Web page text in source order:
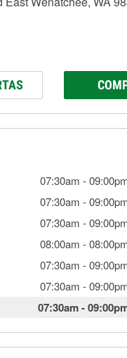
07:30am -
07:30am -
07:30am -
08:00am -
07:30am -
07:30am -
07:30am-